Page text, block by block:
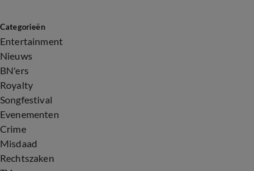
Categorieën
Entertainment
Nieuws
BN'ers
Royalty
Songfestival
Evenementen
Crime
Misdaad
Rechtszaken